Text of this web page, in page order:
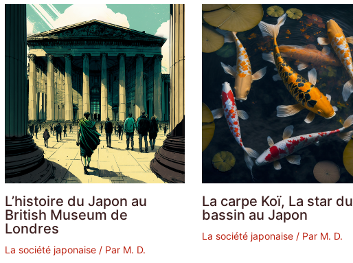
L’histoire du Japon au
British Museum de
Londres
La société japonaise / Par M. D.
La carpe Koï, La star du
bassin au Japon
La société japonaise/ Par M. D.